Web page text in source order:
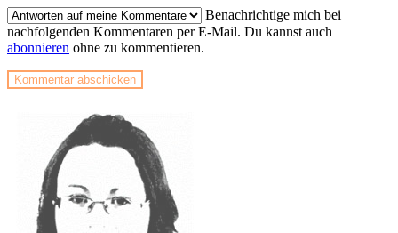
Benachrichtige mich bei
nachfolgenden Kommentaren per E-Mail. Du kannst auch
abonnieren ohne zu kommentieren.